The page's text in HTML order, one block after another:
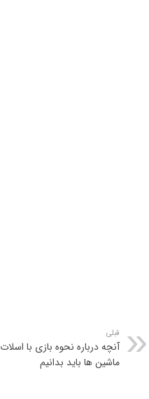
قبلی
آنچه درباره نحوه بازی با اسلات
ماشین ها باید بدانیم